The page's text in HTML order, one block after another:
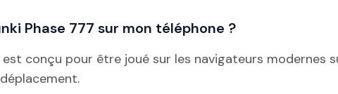
Phase 777 sur mon téléphone ?
est conçu pour être joué sur les navigateurs modernes